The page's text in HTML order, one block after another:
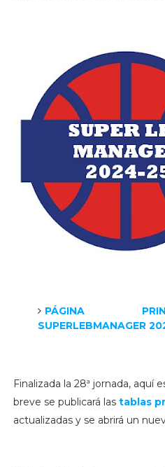
PÁGINA
SUPERLEBMANAGER
Finalizada la 28ª jornada, aquí
breve se publicará las tablas
actualizadas y se abrirá un